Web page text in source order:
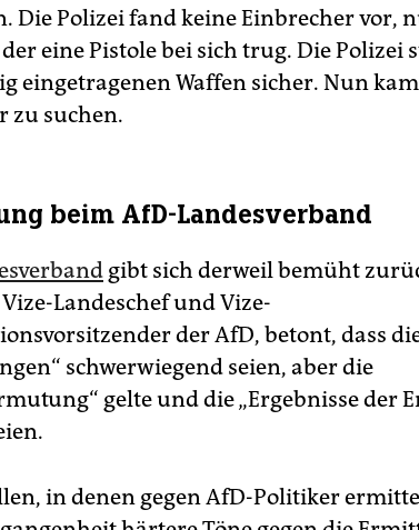
Die Polizei fand keine Einbrecher vor,
eine Pistole bei sich trug. Die Polizei
eingetragenen Waffen sicher. Nun
zu suchen.
beim AfD-Landesverband
gibt sich derweil bemüht
Landeschef und Vize-
der AfD, betont, dass
schwerwiegend seien, aber die
gelte und die „Ergebnisse der
in denen gegen AfD-Politiker